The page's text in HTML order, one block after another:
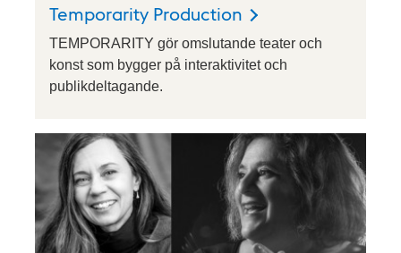
Temporarity Production
TEMPORARITY gör omslutande teater och
konst som bygger på interaktivitet och
publikdeltagande.